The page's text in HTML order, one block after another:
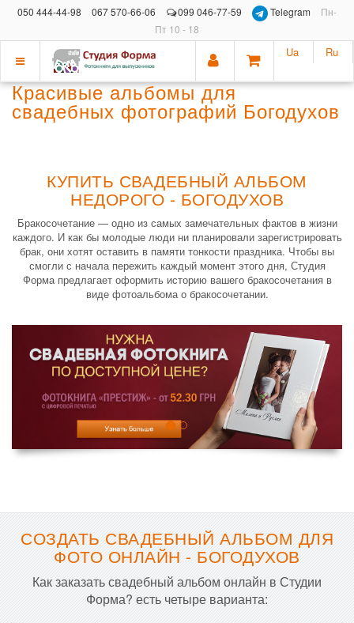
050 444-44-98 067 570-66-06 099 046-77-59 Telegram
Пн-
Пт 10 - 18
Показать
меню
Ua Ru
Красивые альбомы для
свадебных фотографий Богодухов
КУПИТЬ СВАДЕБНЫЙ АЛЬБОМ
НЕДОРОГО - БОГОДУХОВ
Бракосочетание — одно из самых замечательных фактов в жизни
каждого. И как бы молодые люди ни планировали зарегистрировать
брак, они хотят оставить в памяти тонкости праздника. Чтобы вы
смогли с начала пережить каждый момент этого дня, Студия
Форма предлагает оформить историю вашего бракосочетания в
виде фотоальбома о бракосочетании.
СОЗДАТЬ СВАДЕБНЫЙ АЛЬБОМ ДЛЯ
ФОТО ОНЛАЙН - БОГОДУХОВ
Как заказать свадебный альбом онлайн в Студии
Форма? есть четыре варианта: